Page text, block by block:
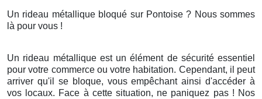
Un rideau métallique bloqué sur Pontoise ? Nous sommes
là pour vous !
Un rideau métallique est un élément de sécurité essentiel
pour votre commerce ou votre habitation. Cependant, il peut
arriver qu'il se bloque, vous empêchant ainsi d'accéder à
vos locaux. Face à cette situation, ne paniquez pas ! Nos